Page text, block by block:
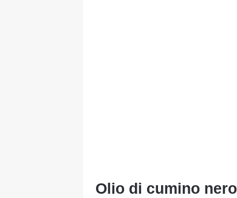
Olio di cumino